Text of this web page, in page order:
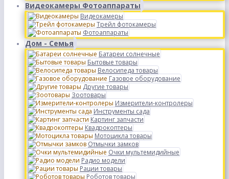
Видеокамеры Фотоаппараты
Видеокамеры
Трейл фотокамеры
Фотоаппараты
Дом - Семья
Батареи солнечные
Бытовые товары
Велосипеда товары
Газовое оборудование
Другие товары
Зоотовары
Измерители-контролеры
Инструменты сада
Картинг запчасти
Квадрокоптеры
Мотоцикла товары
Отмычки замков
Очки мультемидийные
Радио модели
Рации товары
Роботов товары